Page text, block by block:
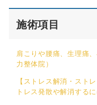
施術項目
肩こりや腰痛、生理痛
力整体院）
【ストレス解消・スト
トレス発散や解消する